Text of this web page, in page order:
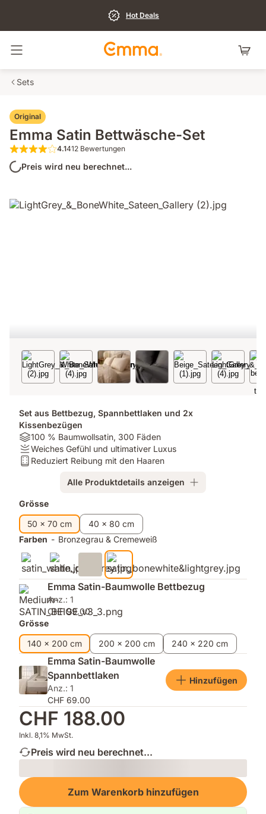
Hot Deals
Navigation umschalten
Sets
Original
Emma Satin Bettwäsche-Set
4.1 von 5 Sternen 412 Bewertungen
4.1412 Bewertungen
Preis wird neu berechnet...
Set aus Bettbezug, Spannbettlaken und 2x
Kissenbezügen
Material:
100
%
100 % Baumwollsatin, 300 Fäden
Firmness:
Weiches
Luxus
Weiches Gefühl und ultimativer Luxus
Matratzentyp:
den
Haaren
Reduziert Reibung mit den Haaren
Alle Produktdetails anzeigen
Zusatzprodukte
Grösse
50 x 70 cm
40 x 80 cm
Farben - Bronzegrau & Cremeweiß
Emma Satin-Baumwolle Bettbezug
Anz.: 1
CHF 99.00
Grösse
140 x 200 cm
200 x 200 cm 240 x 220 cm
Emma Satin-Baumwolle
Spannbettlaken
Anz.: 1
CHF 69.00
Hinzufügen
CHF 188.00
Inkl. 8,1% MwSt.
Preis wird neu berechnet...
Loading
Zum Warenkorb hinzufügen